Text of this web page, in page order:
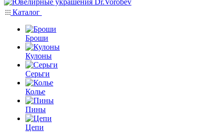
Каталог
Броши
Кулоны
Серьги
Колье
Пины
Цепи